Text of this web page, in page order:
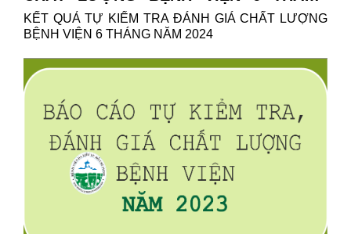
NĂM 2024
KẾT QUẢ TỰ KIỂM TRA ĐÁNH GIÁ CHẤT LƯỢNG
BỆNH VIỆN 6 THÁNG NĂM 2024